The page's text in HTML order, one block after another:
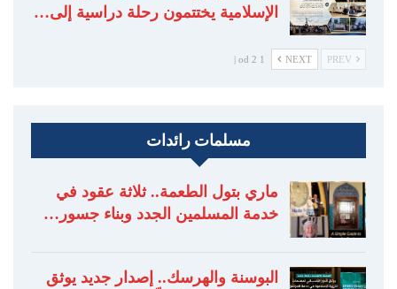
الإسلامية يختتمون رحلة دراسية إلى…
NEXT
1 od 2 |
مسلمات رائدات
ماري بتول الطعمة.. ثلاثة عقود في
خدمة المسلمين الجدد وبناء جسور…
البوسنة والهرسك.. إصدار جديد يوثق